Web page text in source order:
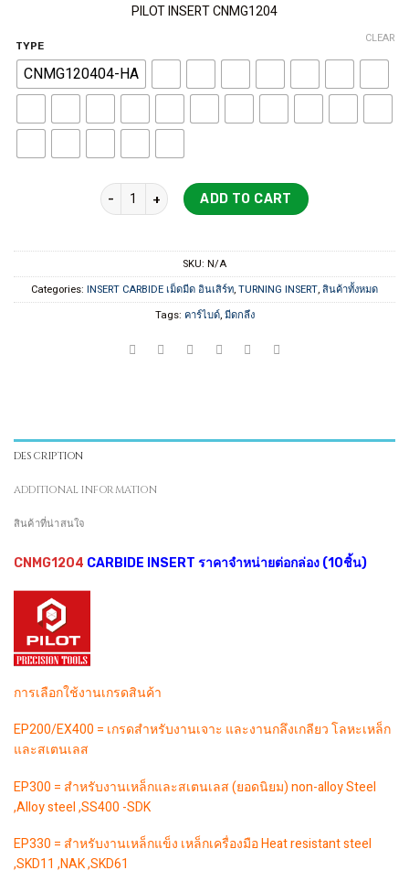
PILOT INSERT CNMG1204
TYPE
CNMG120404-HA
CLEAR
PILOT INSERT CNMG1204 quantity
ADD TO CART
SKU: N/A
Categories: INSERT CARBIDE เม็ดมีด อินเสิร์ท,TURNING INSERT,สินค้าทั้งหมด
Tags: คาร์ไบด์,มีดกลึง
DESCRIPTION
ADDITIONAL INFORMATION
สินค้าที่น่าสนใจ
CNMG1204 CARBIDE INSERT ราคาจำหน่ายต่อกล่อง (10ชิ้น)
การเลือกใช้งานเกรดสินค้า
EP200/EX400 = เกรดสำหรับงานเจาะ และงานกลึงเกลียว โลหะเหล็ก
และสเตนเลส
EP300 = สำหรับงานเหล็กและสเตนเลส (ยอดนิยม) non-alloy Steel
,Alloy steel ,SS400 -SDK
EP330 = สำหรับงานเหล็กแข็ง เหล็กเครื่องมือ Heat resistant steel
,SKD11 ,NAK ,SKD61